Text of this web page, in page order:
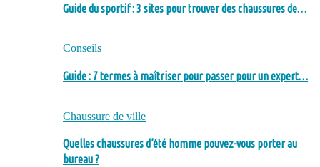
Guide du sportif : 3 sites pour trouver des chaussures de…
Conseils
Guide : 7 termes à maîtriser pour passer pour un expert…
Chaussure de ville
Quelles chaussures d’été homme pouvez-vous porter au
bureau ?